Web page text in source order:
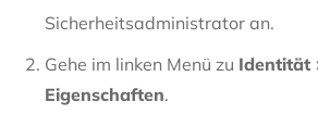
Sicherheitsadministrator an.
Gehe im linken Menü zu Identität
Eigenschaften.